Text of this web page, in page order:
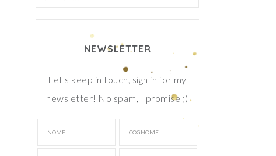
NEWSLETTER
Let's keep in touch, sign in for my
newsletter! No spam, I promise ;)